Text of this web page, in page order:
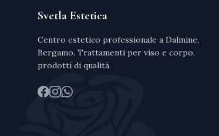
Svetla Estetica
Centro estetico professionale a Dalmine,
Bergamo. Trattamenti per viso e corpo,
prodotti di qualità.